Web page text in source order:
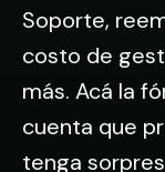
Soporte,
costo de
más. Acá la
cuenta que
tenga